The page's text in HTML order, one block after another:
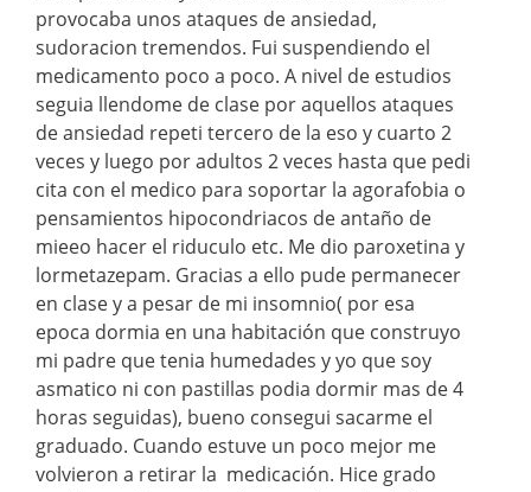
provocaba unos ataques de ansiedad,
sudoracion tremendos. Fui suspendiendo el
medicamento poco a poco. A nivel de estudios
seguia llendome de clase por aquellos ataques
de ansiedad repeti tercero de la eso y cuarto 2
veces y luego por adultos 2 veces hasta que pedi
cita con el medico para soportar la agorafobia o
pensamientos hipocondriacos de antaño de
mieeo hacer el riduculo etc. Me dio paroxetina y
lormetazepam. Gracias a ello pude permanecer
en clase y a pesar de mi insomnio( por esa
epoca dormia en una habitación que construyo
mi padre que tenia humedades y yo que soy
asmatico ni con pastillas podia dormir mas de 4
horas seguidas), bueno consegui sacarme el
graduado. Cuando estuve un poco mejor me
volvieron a retirar la medicación. Hice grado